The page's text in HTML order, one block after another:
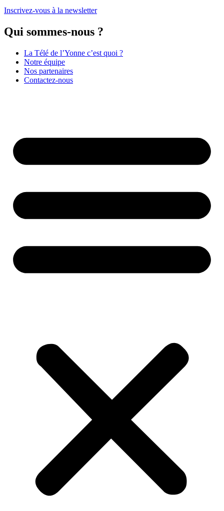
Inscrivez-vous à la newsletter
Qui sommes-nous ?
La Télé de l’Yonne c’est quoi ?
Notre équipe
Nos partenaires
Contactez-nous